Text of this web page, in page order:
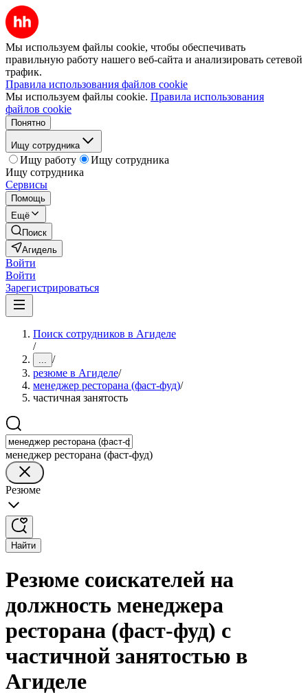
Мы используем файлы cookie, чтобы обеспечивать
правильную работу нашего веб-сайта и анализировать сетевой
трафик.
Правила использования файлов cookie
Мы используем файлы cookie. Правила использования
файлов cookie
Понятно
Ищу сотрудника
Ищу работу
Ищу сотрудника
Ищу сотрудника
Сервисы
Помощь
Ещё
Поиск
Агидель
Войти
Войти
Зарегистрироваться
Поиск сотрудников в Агиделе
/
... /
резюме в Агиделе/
менеджер ресторана (фаст-фуд)/
частичная занятость
менеджер ресторана (фаст-фуд)
Резюме
Найти
Резюме соискателей на
должность менеджера
ресторана (фаст-фуд) с
частичной занятостью в
Агиделе